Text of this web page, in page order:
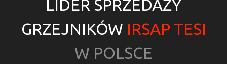
LIDER SPRZEDAŻY
GRZEJNIKÓW IRSAP TESI
W POLSCE